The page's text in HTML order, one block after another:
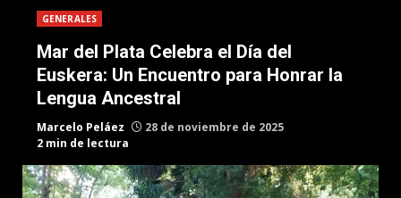
GENERALES
Mar del Plata Celebra el Día del
Euskera: Un Encuentro para Honrar la
Lengua Ancestral
Marcelo Peláez
28 de noviembre de 2025
2 min de lectura